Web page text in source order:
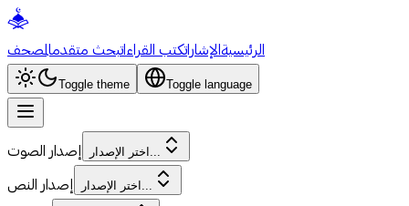
الرئيسيةالإشاراتكتب القراءاتبحث متقدمالمصحف
Toggle theme Toggle language
إصدار الصوت اختر الإصدار...
إصدار النص اختر الإصدار...